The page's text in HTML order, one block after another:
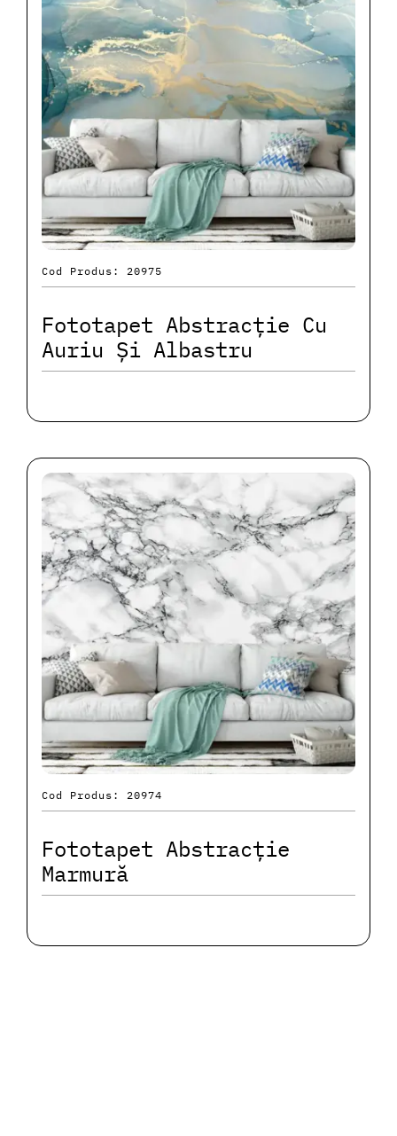
Cod Produs: 20975
Fototapet Abstracție Cu
Auriu Și Albastru
Cod Produs: 20974
Fototapet Abstracție
Marmură